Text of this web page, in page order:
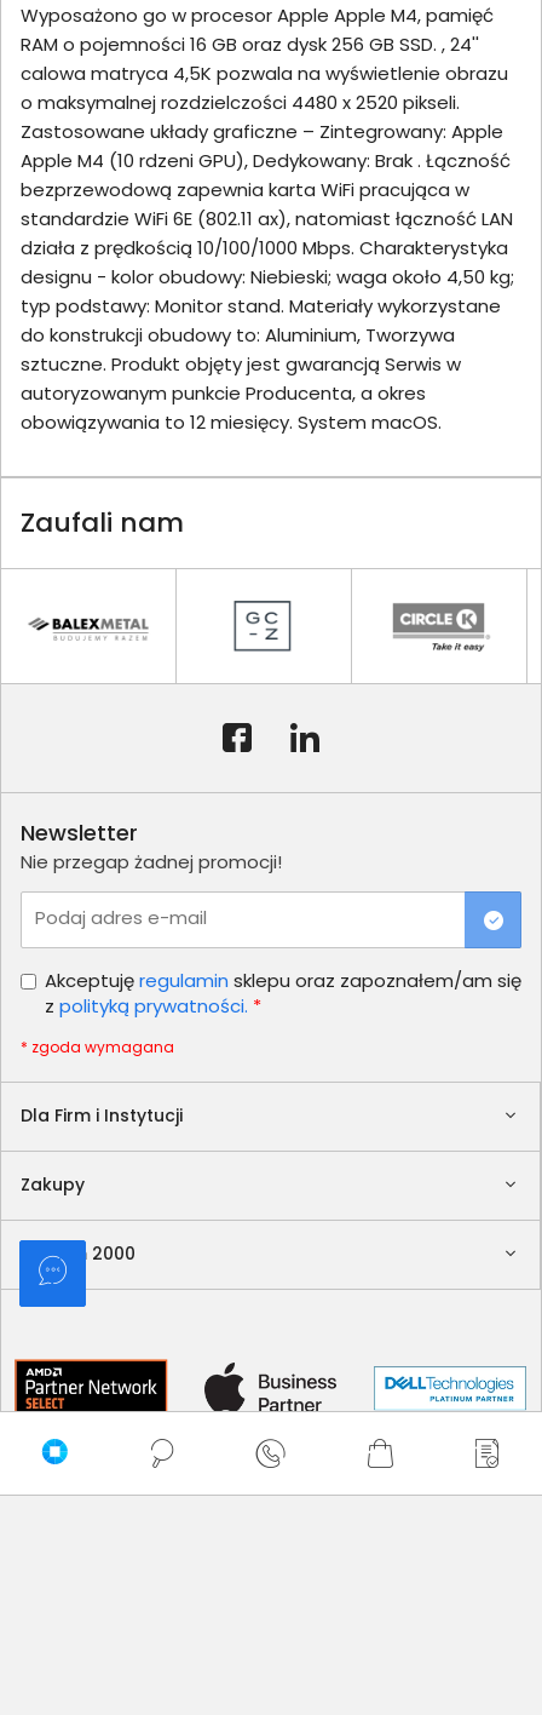
Wyposażono go w procesor Apple Apple M4, pamięć
RAM o pojemności 16 GB oraz dysk 256 GB SSD. , 24''
calowa matryca 4,5K pozwala na wyświetlenie obrazu
o maksymalnej rozdzielczości 4480 x 2520 pikseli.
Zastosowane układy graficzne – Zintegrowany: Apple
Apple M4 (10 rdzeni GPU), Dedykowany: Brak . Łączność
bezprzewodową zapewnia karta WiFi pracująca w
standardzie WiFi 6E (802.11 ax), natomiast łączność LAN
działa z prędkością 10/100/1000 Mbps. Charakterystyka
designu - kolor obudowy: Niebieski; waga około 4,50 kg;
typ podstawy: Monitor stand. Materiały wykorzystane
do konstrukcji obudowy to: Aluminium, Tworzywa
sztuczne. Produkt objęty jest gwarancją Serwis w
autoryzowanym punkcie Producenta, a okres
obowiązywania to 12 miesięcy. System macOS.
Zaufali nam
Dla Firm i Instytucji
Zakupy
Delkom 2000
Newsletter
Nie przegap żadnej promocji!
Podaj adres e-mail
Akceptujęregulamin sklepu oraz zapoznałem/am się
z polityką prywatności. *
* zgoda wymagana